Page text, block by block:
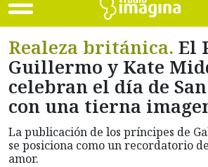
Realeza británica. El
Guillermo y Kate
celebran el día de
con una tierna
La publicación de los príncipes de
se posiciona como un recordatorio
amor.